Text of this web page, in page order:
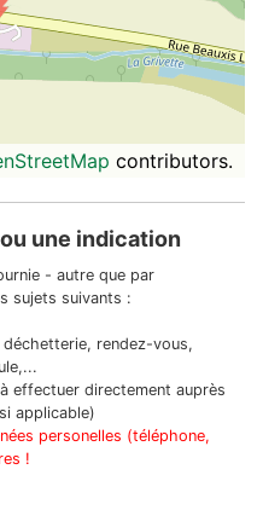
contributors.
une indication
- autre que par
sujets suivants :
rendez-vous,
effectuer directement auprès
applicable)
personelles (téléphone,
!